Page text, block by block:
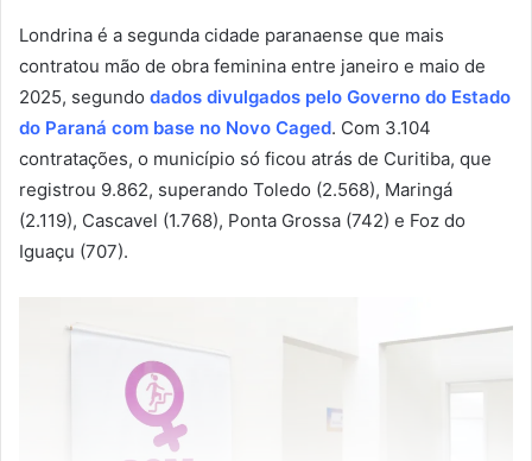
Londrina é a segunda cidade paranaense que mais
contratou mão de obra feminina entre janeiro e maio de
2025, segundo dados divulgados pelo Governo do Estado
do Paraná com base no Novo Caged. Com 3.104
contratações, o município só ficou atrás de Curitiba, que
registrou 9.862, superando Toledo (2.568), Maringá
(2.119), Cascavel (1.768), Ponta Grossa (742) e Foz do
Iguaçu (707).